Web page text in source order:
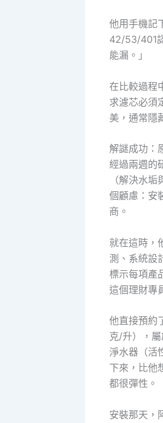
他用手機記
42/53/401
能漏。」
在比較過程
求濾芯必須
美，通常隱
解謎成功：
經過兩週的
（解決水
個顧慮：安
商。
就在這時，
測、系統設
標示每項產
這個理財專
他直接預約
克/升），
淨水器（活
下來，比他
都很彈性。
安裝那天，